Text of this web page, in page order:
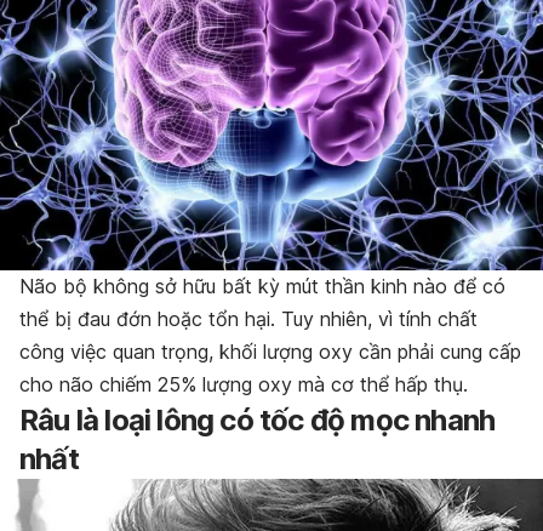
Não bộ không sở hữu bất kỳ mút thần kinh nào để có
thể bị đau đớn hoặc tổn hại. Tuy nhiên, vì tính chất
công việc quan trọng, khối lượng oxy cần phải cung cấp
cho não chiếm 25% lượng oxy mà cơ thể hấp thụ.
Râu là loại lông có tốc độ mọc nhanh
nhất